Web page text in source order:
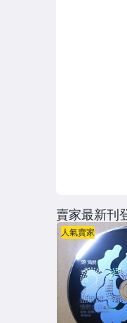
原版
原版
PSP
藍光
賣家最新刊
人氣賣家